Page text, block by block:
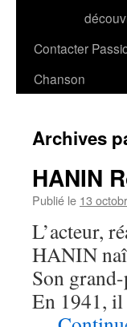
Contacter
Chanson
Archives
HANIN
Publié le 13
L’acteur,
HANIN
Son
En 1941, il